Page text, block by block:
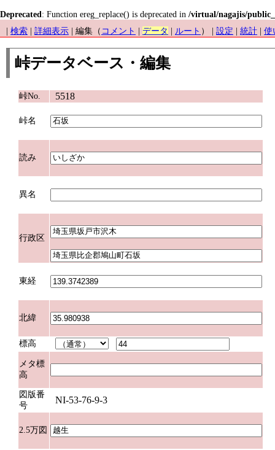
Deprecated: Function ereg_replace() is deprecated in /virtual/nagajis/
検索 詳細表示 | 編集（ コメント データ ルート ） | 設定 統計 使
峠データベース・編集
峠No. 5518
峠名
読み
異名
行政区
東経
北緯
標高
メタ標
高
図版番
号
NI-53-76-9-3
2.5万図